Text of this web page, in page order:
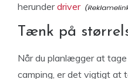
herunderdriver
Tænk på
Når du planlægger at
camping, er det vigtigt at